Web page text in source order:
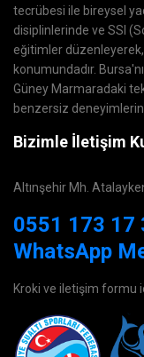
tecrübesi ile bireysel
disiplinlerinde ve SSI
eğitimler düzenleyerek,
konumundadır.
Güney Marmaradaki
benzersiz
Bizimle İletişim
Altınşehir Mh.
0551 173 17
WhatsApp
Kroki ve iletişim formu